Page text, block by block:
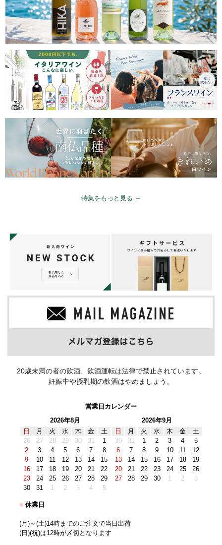
特集をもっと見る ＋
20歳未満の者の飲酒、飲酒運転は法律で禁止されています。
妊娠中や授乳期の飲酒はやめましょう。
営業日カレンダー
2026年8月
日
月 火 水 木 金
土
26
27 28 29 30 31
1
2
3 4 5 6 7
8
9
10 11 12 13 14
15
16
17 18 19 20 21
22
23
24 25 26 27 28
29
30
31 1 2 3 4 5
2026年9月
日
月 火 水 木 金
土
30
31 1 2 3 4
5
6
7 8 9 10 11
12
13
14 15 16 17 18
19
20
21 22 23 24 25
26
27
28 29 30 1 2 3
■ 休業日
(月)～(土)14時までのご注文で当日出荷
(日)(祝)は12時が〆切となります